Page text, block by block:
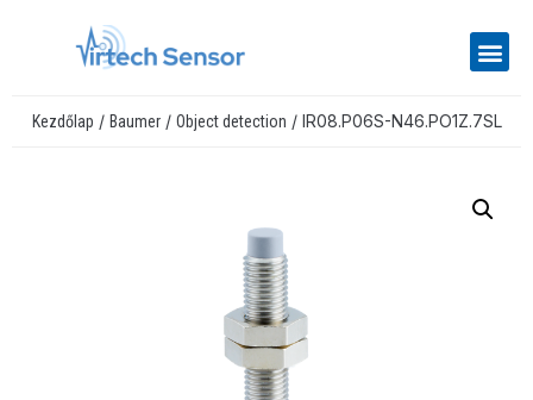
Kezdőlap / Baumer/ Object detection / IR08.P06S-N46.PO1Z.7SL